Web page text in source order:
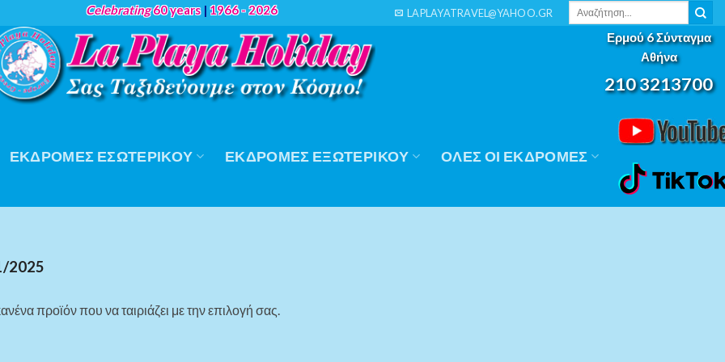
Celebrating60 years | 1966 - 2026 LAPLAYATRAVEL@YAHOO.GR
Αναζήτηση
Ερμού 6 Σύνταγμα
Αθήνα
210 3213700
ΕΚΔΡΟΜΈΣ ΕΣΩΤΕΡΙΚΟΎ ΕΚΔΡΟΜΈΣ ΕΞΩΤΕΡΙΚΟΎ ΟΛΕΣ ΟΙ ΕΚΔΡΟΜΕΣ
2025
προϊόν που να ταιριάζει με την επιλογή σας.